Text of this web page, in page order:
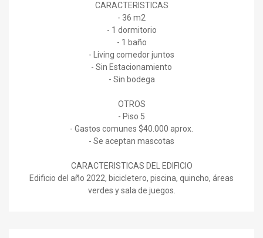
CARACTERISTICAS
- 36 m2
- 1 dormitorio
- 1 baño
- Living comedor juntos
- Sin Estacionamiento
- Sin bodega
OTROS
- Piso 5
- Gastos comunes $40.000 aprox.
- Se aceptan mascotas
CARACTERISTICAS DEL EDIFICIO
Edificio del año 2022, bicicletero, piscina, quincho, áreas
verdes y sala de juegos.